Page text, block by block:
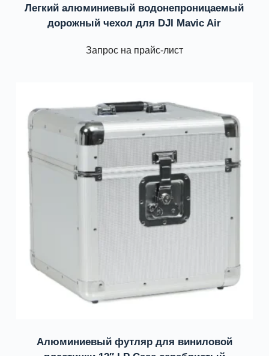
Легкий алюминиевый водонепроницаемый
дорожный чехол для DJI Mavic Air
Запрос на прайс-лист
Алюминиевый футляр для виниловой